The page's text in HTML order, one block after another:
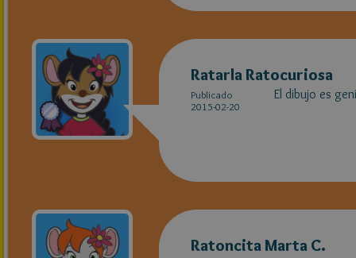
Ratarla Ratocuriosa
Publicado
2015-02-20
El dibujo es
Ratoncita Marta C.